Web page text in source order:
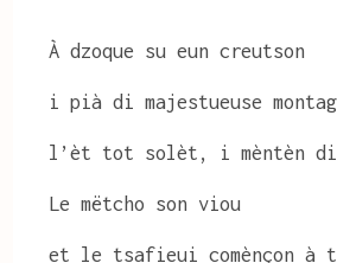
À dzoque su eun creutson
i pià di majestueuse
l’èt tot solèt, i mèntèn di
Le mëtcho son viou
et le tsafieui comènçon à